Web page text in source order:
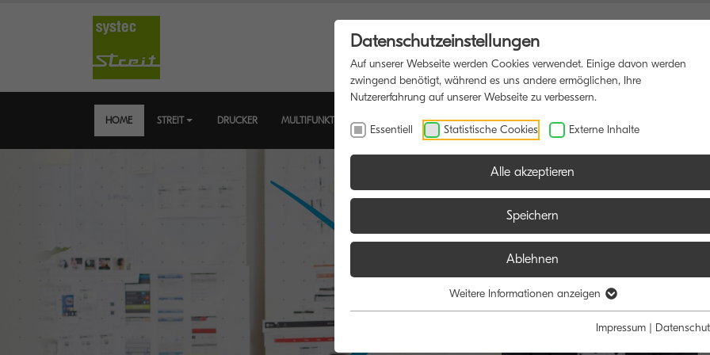
HOME STREIT DRUCKER MULTIFUNKTIONSDRUCKER SOFTWARE BLOG
Datenschutzeinstellungen
Auf unserer Webseite werden Cookies verwendet. Einige davon werden
zwingend benötigt, während es uns andere ermöglichen, Ihre
Nutzererfahrung auf unserer Webseite zu verbessern.
Essentiell Statistische Cookies Externe Inhalte
Alle akzeptieren
Speichern
Ablehnen
Weitere Informationen anzeigen
Impressum |